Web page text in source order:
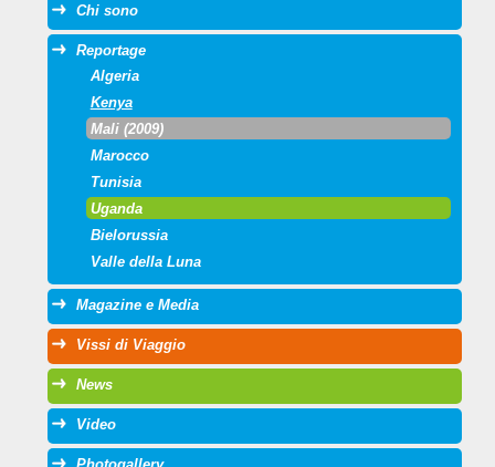
Chi sono
Reportage
Algeria
Kenya
Mali (2009)
Marocco
Tunisia
Uganda
Bielorussia
Valle della Luna
Magazine e Media
Vissi di Viaggio
News
Video